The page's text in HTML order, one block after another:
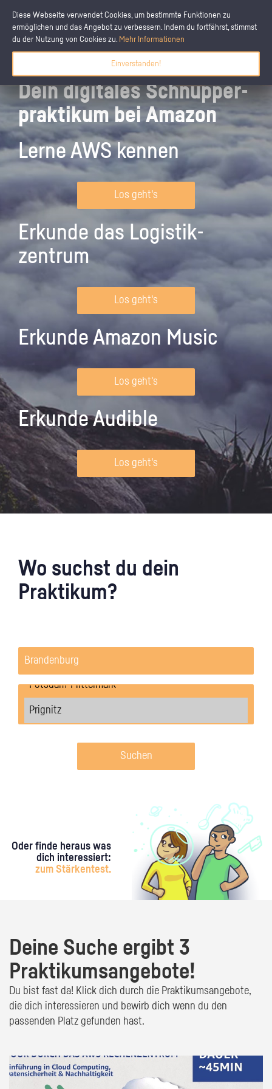
Diese Webseite verwendet Cookies, um bestimmte Funktionen zu
ermöglichen und das Angebot zu verbessern. Indem du fortfährst, stimmst
du der Nutzung von Cookies zu. Mehr Informationen
Einverstanden!
Dein digitales Schnupper­
praktikum bei Amazon
Lerne AWS kennen
Los geht's
Erkunde das Logistik­
zentrum
Los geht's
Erkunde Amazon Music
Los geht's
Erkunde Audible
Los geht's
Wo suchst du dein
Praktikum?
Suchen
Oder finde heraus was
dich interessiert:
zum Stärkentest.
Deine Suche ergibt 3
Praktikumsangebote!
Du bist fast da! Klick dich durch die Praktikumsangebote,
die dich interessieren und bewirb dich wenn du den
passenden Platz gefunden hast.